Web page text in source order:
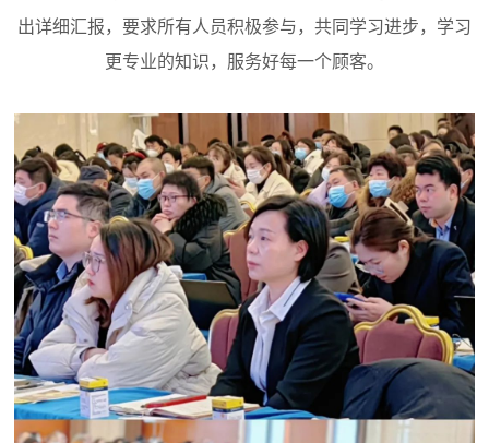
出详细汇报，要求所有人员积极参与，共同学习进步，学习
更专业的知识，服务好每一个顾客。